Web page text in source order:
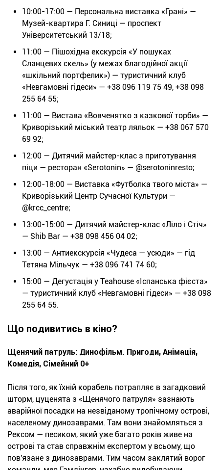
10:00-17:00 — Персональна виставка «Грані» —
Музей-квартира Г. Синиці — проспект
Університетський 13/18;
11:00 — Пішохідна екскурсія «У пошуках
Сланцевих скель» (у межах благодійної акції
«шкільний портфелик») — туристичний клуб
«Невгамовні гідеси» — +38 096 119 75 49, +38 098
255 64 55;
11:00 — Вистава «Вовченятко з казкової торби» —
Криворізький міський театр ляльок — +38 067 570
69 92;
12:00 — Дитячий майстер-клас з приготування
піци — ресторан «Serotonin» — @serotoninresto;
12:00-18:00 — Виставка «Футболка твого міста» —
Криворізький Центр Сучасної Культури —
@krcc_centre;
13:00-15:00 — Дитячий майстер-клас «Ліло і Стіч»
— Shib Bar — +38 098 456 04 02;
13:00 — Антиекскурсія «Чудеса — усюди» — гід
Тетяна Мільчук — +38 096 741 74 60;
15:00 — Дегустація у Теаhouse «Іспанська фієста»
— туристичний клуб «Невгамовні гідеси» — +38 098
255 64 55.
Що подивитись в кіно?
Щенячий патруль: Динофільм. Пригоди, Анімація,
Комедія, Сімейний 0+
Після того, як їхній корабель потрапляє в загадковий
шторм, цуценята з «Щенячого патруля» зазнають
аварійної посадки на незвіданому тропічному острові,
населеному динозаврами. Там вони знайомляться з
Рексом — песиком, який уже багато років живе на
острові та став справжнім експертом у всьому, що
пов'язане з динозаврами. Тим часом заклятий ворог